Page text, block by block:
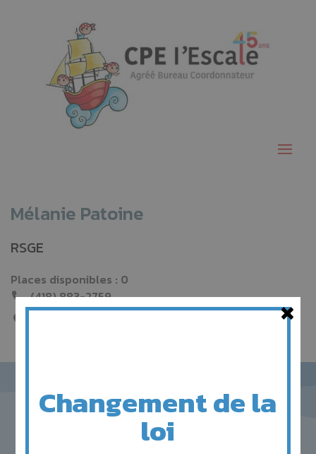
Mélanie Patoine
RSGE
Places disponibles : 0
(418) 883-2759
Changement de la
loi
×